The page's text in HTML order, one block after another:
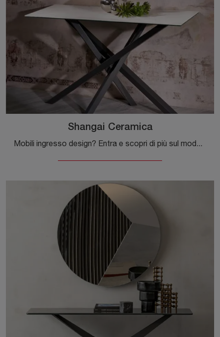
Shangai Ceramica
Mobili ingresso design? Entra e scopri di più sul modello Shangai Ceramica in ceramica della firma Riflessi per ingressi design.